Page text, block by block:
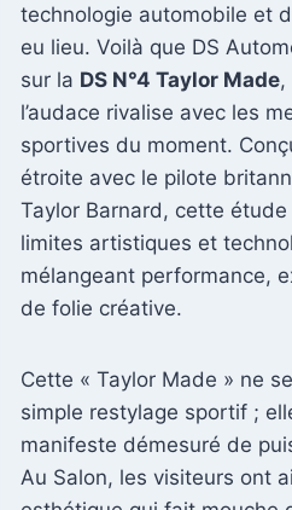
technologie automobile et
eu lieu. Voilà que DS
sur la DS N°4 Taylor Made
l’audace rivalise avec les
sportives du moment.
étroite avec le pilote
Taylor Barnard, cette
limites artistiques et
mélangeant performance,
de folie créative.
Cette « Taylor Made » ne
simple restylage sportif ;
manifeste démesuré de
Au Salon, les visiteurs ont